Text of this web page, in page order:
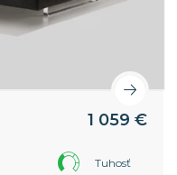
1 059 €
Tuhosť